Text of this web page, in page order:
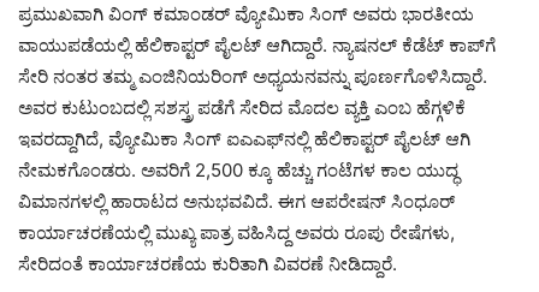
ಪ್ರಮುಖವಾಗಿ ವಿಂಗ್ ಕಮಾಂಡರ್ ವ್ಯೋಮಿಕಾ ಸಿಂಗ್ ಅವರು ಭಾರತೀಯ
ವಾಯುಪಡೆಯಲ್ಲಿ ಹೆಲಿಕಾಪ್ಟರ್ ಪೈಲಟ್ ಆಗಿದ್ದಾರೆ. ನ್ಯಾಷನಲ್ ಕೆಡೆಟ್ ಕಾಪ್‌ಗೆ
ಸೇರಿ ನಂತರ ತಮ್ಮ ಎಂಜಿನಿಯರಿಂಗ್ ಅಧ್ಯಯನವನ್ನು ಪೂರ್ಣಗೊಳಿಸಿದ್ದಾರೆ.
ಅವರ ಕುಟುಂಬದಲ್ಲಿ ಸಶಸ್ತ್ರ ಪಡೆಗೆ ಸೇರಿದ ಮೊದಲ ವ್ಯಕ್ತಿ ಎಂಬ ಹೆಗ್ಗಳಿಕೆ
ಇವರದ್ದಾಗಿದೆ, ವ್ಯೋಮಿಕಾ ಸಿಂಗ್ ಐಎಎಫ್‌ನಲ್ಲಿ ಹೆಲಿಕಾಪ್ಟರ್ ಪೈಲಟ್ ಆಗಿ
ನೇಮಕಗೊಂಡರು. ಅವರಿಗೆ 2,500 ಕ್ಕೂ ಹೆಚ್ಚು ಗಂಟೆಗಳ ಕಾಲ ಯುದ್ಧ
ವಿಮಾನಗಳಲ್ಲಿ ಹಾರಾಟದ ಅನುಭವವಿದೆ. ಈಗ ಆಪರೇಷನ್ ಸಿಂಧೂರ್‌
ಕಾರ್ಯಾಚರಣೆಯಲ್ಲಿ ಮುಖ್ಯ ಪಾತ್ರ ವಹಿಸಿದ್ದ ಅವರು ರೂಪು ರೇಷೆಗಳು,
ಸೇರಿದಂತೆ ಕಾರ್ಯಾಚರಣೆಯ ಕುರಿತಾಗಿ ವಿವರಣೆ ನೀಡಿದ್ದಾರೆ.